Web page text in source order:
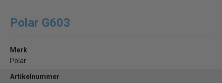
Polar G603
Merk
Polar
Artikelnummer